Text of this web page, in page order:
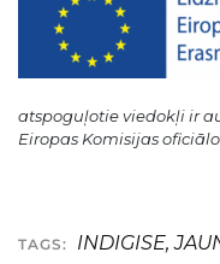
atspoguļotie viedokļi ir
Eiropas Komisijas
TAGS: INDIGISE,